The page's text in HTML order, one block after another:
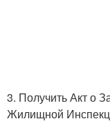
3. Получить Акт о
Жилищной